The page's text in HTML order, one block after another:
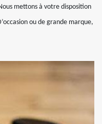
mettons à votre disposition
ou de grande marque,